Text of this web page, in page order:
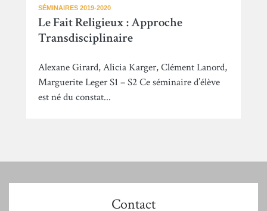
SÉMINAIRES 2019-2020
Le Fait Religieux : Approche
Transdisciplinaire
Alexane Girard, Alicia Karger, Clément Lanord,
Marguerite Leger S1 – S2 Ce séminaire d’élève
est né du constat...
Contact